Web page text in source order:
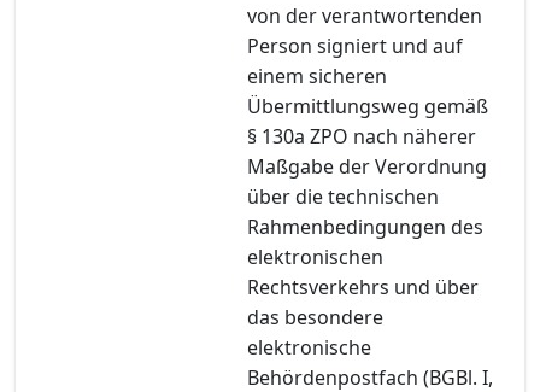
von der verantwortenden
Person signiert und auf
einem sicheren
Übermittlungsweg gemäß
§ 130a ZPO nach näherer
Maßgabe der Verordnung
über die technischen
Rahmenbedingungen des
elektronischen
Rechtsverkehrs und über
das besondere
elektronische
Behördenpostfach (BGBl. I,